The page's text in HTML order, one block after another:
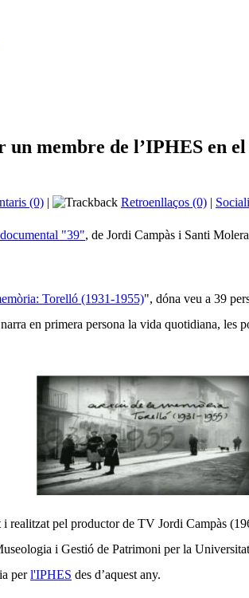
membre de l’IPHES en
(0) | Retroenllaços (0) |
documental "39", de Jordi Campàs i Santi
Torelló (1931-1955)", dóna veu a 39
en primera persona la vida quotidiana, les
realitzat pel productor de TV Jordi Campàs
i Gestió de Patrimoni per la
perl'IPHES des d’aquest any.